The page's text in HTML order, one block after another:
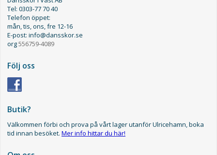
Tel: 0303-77 70 40
Telefon öppet:
mån, tis, ons, fre 12-16
E-post: info@dansskor.se
org556759-4089
Följ oss
Butik?
Välkommen förbi och prova på vårt lager utanför Ulricehamn, boka
tid innan besöket. Mer info hittar du här!